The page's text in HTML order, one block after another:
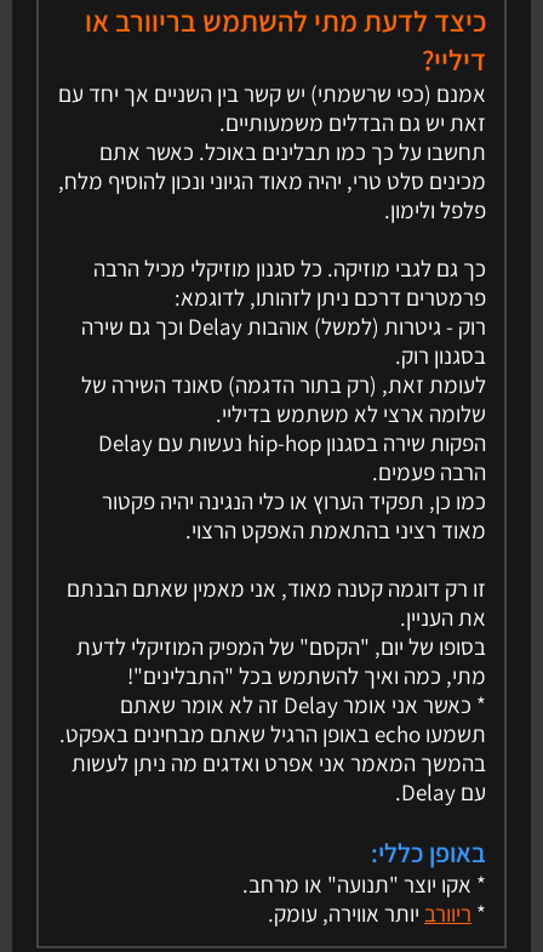
כיצד לדעת מתי להשתמש בריוורב או
דיליי?
אמנם (כפי שרשמתי) יש קשר בין השניים אך יחד עם
זאת יש גם הבדלים משמעותיים.
תחשבו על כך כמו תבלינים באוכל. כאשר אתם
מכינים סלט טרי, יהיה מאוד הגיוני ונכון להוסיף מלח,
פלפל ולימון.
כך גם לגבי מוזיקה. כל סגנון מוזיקלי מכיל הרבה
פרמטרים דרכם ניתן לזהותו, לדוגמא:
רוק - גיטרות (למשל) אוהבות Delay וכך גם שירה
בסגנון רוק.
לעומת זאת, (רק בתור הדגמה) סאונד השירה של
שלומה ארצי לא משתמש בדיליי.
הפקות שירה בסגנון hip-hop נעשות עם Delay
הרבה פעמים.
כמו כן, תפקיד הערוץ או כלי הנגינה יהיה פקטור
מאוד רציני בהתאמת האפקט הרצוי.
זו רק דוגמה קטנה מאוד, אני מאמין שאתם הבנתם
את העניין.
בסופו של יום, "הקסם" של המפיק המוזיקלי לדעת
מתי, כמה ואיך להשתמש בכל "התבלינים"!
* כאשר אני אומר Delay זה לא אומר שאתם
תשמעו echo באופן הרגיל שאתם מבחינים באפקט.
בהמשך המאמר אני אפרט ואדגים מה ניתן לעשות
עם Delay.
באופן כללי:
* אקו יוצר "תנועה" או מרחב.
* ריוורב יותר אווירה, עומק.